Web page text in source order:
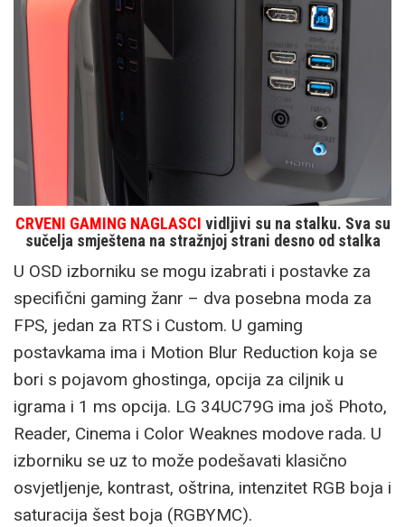
CRVENI GAMING NAGLASCI vidljivi su na stalku. Sva su
sučelja smještena na stražnjoj strani desno od stalka
U OSD izborniku se mogu izabrati i postavke za
specifični gaming žanr – dva posebna moda za
FPS, jedan za RTS i Custom. U gaming
postavkama ima i Motion Blur Reduction koja se
bori s pojavom ghostinga, opcija za ciljnik u
igrama i 1 ms opcija. LG 34UC79G ima još Photo,
Reader, Cinema i Color Weaknes modove rada. U
izborniku se uz to može podešavati klasično
osvjetljenje, kontrast, oštrina, intenzitet RGB boja i
saturacija šest boja (RGBYMC).